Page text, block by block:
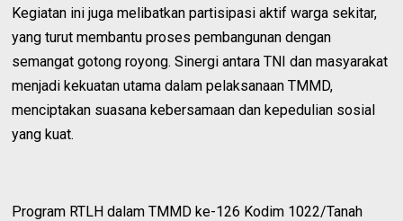
Kegiatan ini juga melibatkan partisipasi aktif warga sekitar,
yang turut membantu proses pembangunan dengan
semangat gotong royong. Sinergi antara TNI dan masyarakat
menjadi kekuatan utama dalam pelaksanaan TMMD,
menciptakan suasana kebersamaan dan kepedulian sosial
yang kuat.
Program RTLH dalam TMMD ke-126 Kodim 1022/Tanah